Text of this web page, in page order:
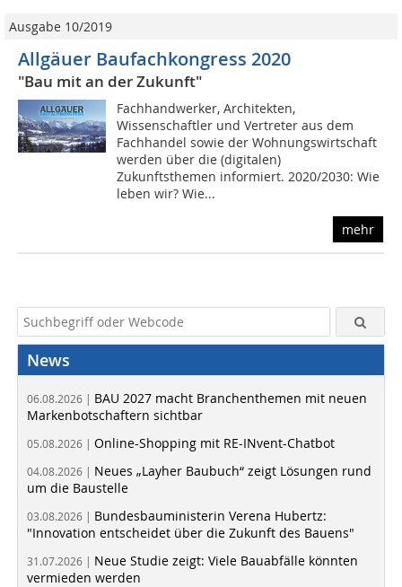
Ausgabe 10/2019
Allgäuer Baufachkongress 2020
"Bau mit an der Zukunft"
Fachhandwerker, Architekten,
Wissenschaftler und Vertreter aus dem
Fachhandel sowie der Wohnungswirtschaft
werden über die (digitalen)
Zukunftsthemen informiert. 2020/2030: Wie
leben wir? Wie...
mehr
News
06.08.2026 | BAU 2027 macht Branchenthemen mit neuen
Markenbotschaftern sichtbar
05.08.2026 | Online-Shopping mit RE-INvent-Chatbot
04.08.2026 | Neues „Layher Baubuch“ zeigt Lösungen rund
um die Baustelle
03.08.2026 | Bundesbauministerin Verena Hubertz:
"Innovation entscheidet über die Zukunft des Bauens"
31.07.2026 | Neue Studie zeigt: Viele Bauabfälle könnten
vermieden werden